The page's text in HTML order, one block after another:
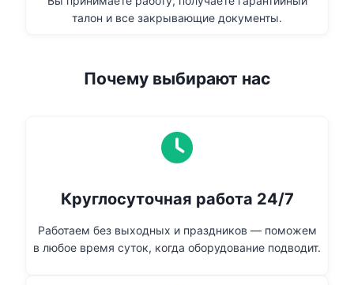
талон и все закрывающие документы.
Почему выбирают нас
Круглосуточная работа 24/7
Работаем без выходных и праздников — поможем
в любое время суток, когда оборудование подводит.